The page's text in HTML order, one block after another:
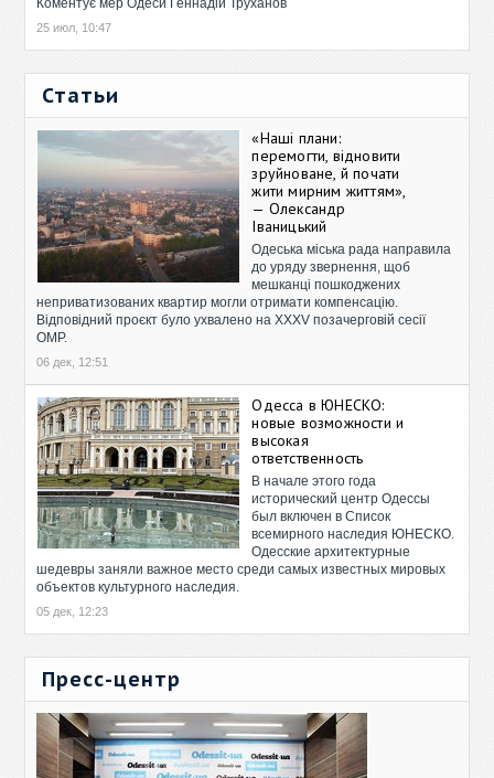
Коментує мер Одеси Геннадій Труханов
25 июл, 10:47
Статьи
«Наші плани:
перемогти, відновити
зруйноване, й почати
жити мирним життям»,
— Олександр
Іваницький
Одеська міська рада направила
до уряду звернення, щоб
мешканці пошкоджених
неприватизованих квартир могли отримати компенсацію.
Відповідний проєкт було ухвалено на XXXV позачерговій сесії
ОМР.
06 дек, 12:51
Одесса в ЮНЕСКО:
новые возможности и
высокая
ответственность
В начале этого года
исторический центр Одессы
был включен в Список
всемирного наследия ЮНЕСКО.
Одесские архитектурные
шедевры заняли важное место среди самых известных мировых
объектов культурного наследия.
05 дек, 12:23
Пресс-центр